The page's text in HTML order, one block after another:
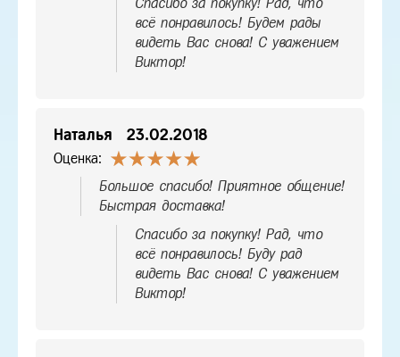
Спасибо за покупку! Рад, что
всё понравилось! Будем рады
видеть Вас снова! С уважением
Виктор!
Наталья 23.02.2018
Оценка:
Большое спасибо! Приятное общение!
Быстрая доставка!
Спасибо за покупку! Рад, что
всё понравилось! Буду рад
видеть Вас снова! С уважением
Виктор!